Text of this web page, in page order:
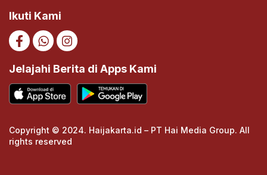
Ikuti Kami
Jelajahi Berita di Apps Kami
Copyright © 2024. Haijakarta.id – PT Hai Media Group. All
rights reserved